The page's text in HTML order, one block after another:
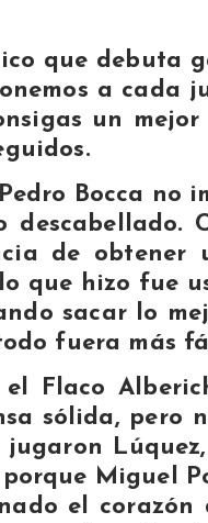
que debuta
a cada
un
Bocca no
de obtener
que hizo fue
sacar lo
fuera más
Flaco
sólida, pero
Miguel
el corazón